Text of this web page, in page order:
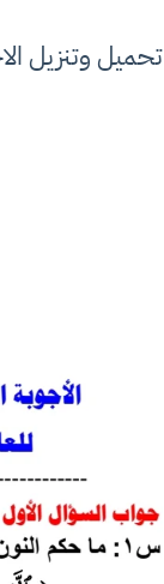
تحميل وتنزيل